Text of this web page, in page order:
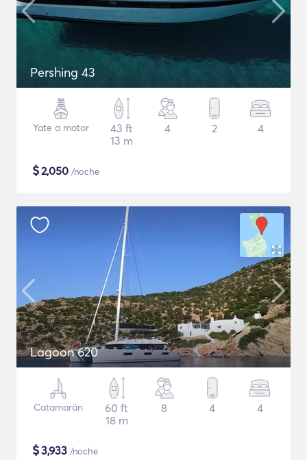
Pershing 43
Yate a motor
43 ft
13 m
4 2 4
$2,050 /noche
Lagoon 620
Catamarán
60 ft
18 m
8 4 4
$3,933 /noche